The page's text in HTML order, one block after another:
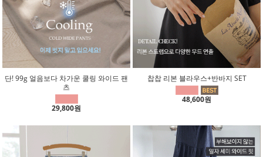
단! 99g 얼음보다 차가운 쿨링 와이드 팬
츠
29,800원
찹찹 리본 블라우스+반바지 SET
48,600원